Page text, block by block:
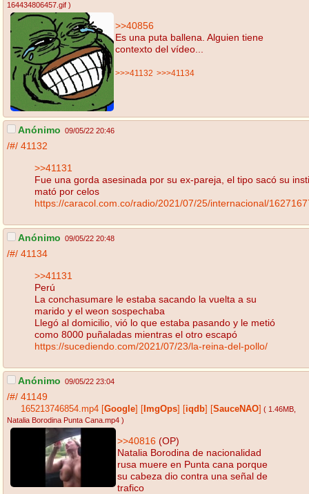
164434806457.gif )
>>40856
Es una puta ballena. Alguien tiene
contexto del vídeo...
>>>41132 >>>41134
Anónimo 09/05/22 20:46
/#/ 41132
>>41131
Fue una gorda asesinada por su ex-pareja, el tipo sacó su
mató por celos
https://caracol.com.co/radio/2021/07/25/internacional/
Anónimo 09/05/22 20:48
/#/ 41134
>>41131
Perú
La conchasumare le estaba sacando la vuelta a su
marido y el weon sospechaba
Llegó al domicilio, vió lo que estaba pasando y le metió
como 8000 puñaladas mientras el otro escapó
https://sucediendo.com/2021/07/23/la-reina-del-pollo/
Anónimo 09/05/22 23:04
/#/ 41149
165213746854.mp4 Google ImgOps iqdb SauceNAO ( 1.46MB
Natalia Borodina Punta Cana.mp4 )
>>40816 (OP)
Natalia Borodina de nacionalidad
rusa muere en Punta cana porque
su cabeza dio contra una señal de
trafico